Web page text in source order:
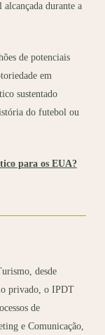
durante a
de potenciais
em
sustentado
do futebol ou
para os EUA?
desde
privado, o IPDT
de
e Comunicação,